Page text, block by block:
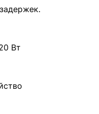
Вт